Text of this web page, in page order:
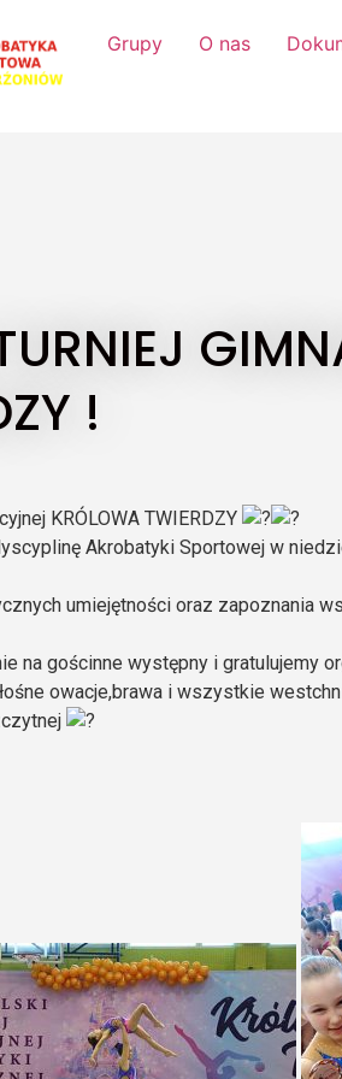
Grupy O nas
!
KRÓLOWA TWIERDZY
Akrobatyki Sportowej w
umiejętności oraz zapoznania
na gościnne występny i gratulujemy
owacje,brawa i wszystkie